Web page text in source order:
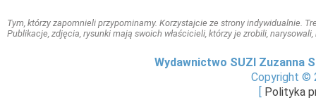
Tym, którzy zapomnieli przypominamy. Korzystajcie ze strony indywidualnie.
Publikacje, zdjęcia, rysunki mają swoich właścicieli, którzy je zrobili,
Wydawnictwo SUZI Zuzanna
Copyright ©
Polityka